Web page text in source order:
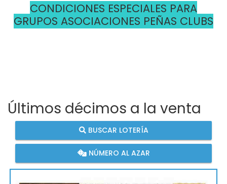
CONDICIONES ESPECIALES PARA
GRUPOS ASOCIACIONES PEÑAS CLUBS
Últimos décimos a la venta
BUSCAR LOTERÍA
NÚMERO AL AZAR